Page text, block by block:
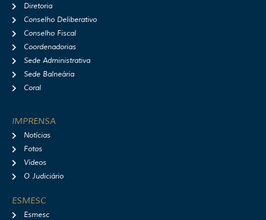
Diretoria
Conselho Deliberativo
Conselho Fiscal
Coordenadorias
Sede Administrativa
Sede Balneária
Coral
IMPRENSA
Notícias
Fotos
Vídeos
O Judiciário
ESMESC
Esmesc